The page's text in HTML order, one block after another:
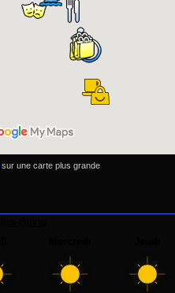
sur une carte plus grande